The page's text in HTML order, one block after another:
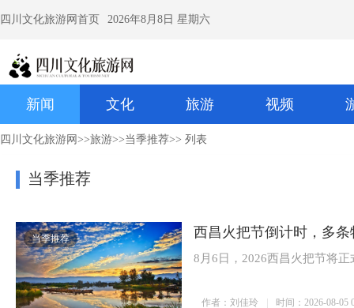
四川文化旅游网首页 2026年8月8日 星期六
新闻 文化 旅游 视频
四川文化旅游网 >>旅游>>当季推荐>> 列表
当季推荐
当季推荐 西昌火把节倒计时，多
8月6日，2026西昌火把节将正
作者：刘佳玲 时间：2026-08-05